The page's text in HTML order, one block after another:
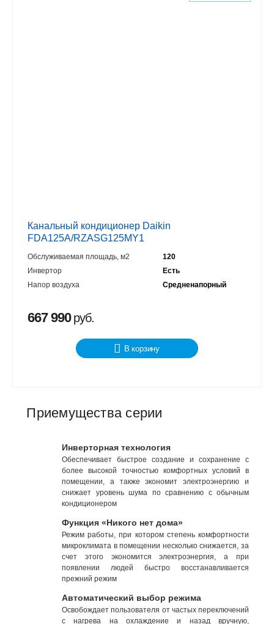
Канальный кондиционер Daikin
FDA125A/RZASG125MY1
Обслуживаемая площадь, м2
120
Инвертор
Есть
Напор воздуха
Средненапорный
667 990руб.
В корзину
Приемущества серии
Инверторная технология
Обеспечивает быстрое создание и сохранение с
более высокой точностью комфортных условий в
помещении, а также экономит электроэнергию и
снижает уровень шума по сравнению с обычным
кондиционером
Функция «Никого нет дома»
Режим работы, при котором степень комфортности
микроклимата в помещении несколько снижается, за
счет этого экономится электроэнергия, а при
появлении людей быстро восстанавливается
прежний режим
Автоматический выбор режима
Освобождает пользователя от частых переключений
с нагрева на охлаждение и назад вручную,